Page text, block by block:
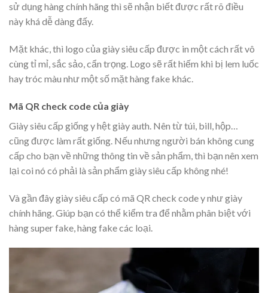
sử dụng hàng chính hãng thì sẽ nhận biết được rất rõ điều
này khá dễ dàng đấy.
Mặt khác, thì logo của giày siêu cấp được in một cách rất vô
cùng tỉ mỉ, sắc sảo, cẩn trọng. Logo sẽ rất hiếm khi bị lem luốc
hay tróc màu như một số mặt hàng fake khác.
Mã QR check code của giày
Giày siêu cấp giống y hệt giày auth. Nên từ túi, bill, hộp…
cũng được làm rất giống. Nếu nhưng người bán không cung
cấp cho bạn về những thông tin về sản phẩm, thì bạn nên xem
lại coi nó có phải là sản phẩm giày siêu cấp không nhé!
Và gần đây giày siêu cấp có mã QR check code y như giày
chính hãng. Giúp bạn có thể kiểm tra để nhằm phân biệt với
hàng super fake, hàng fake các loại.